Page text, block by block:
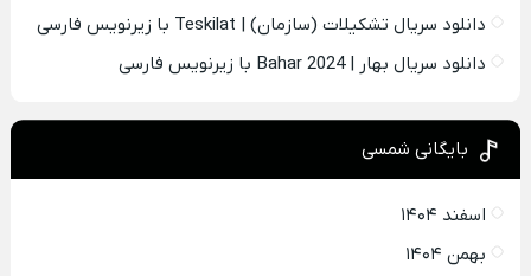
دانلود سریال تشکیلات (سازمان) | Teskilat با زیرنویس فارسی
دانلود سریال بهار | Bahar 2024 با زیرنویس فارسی
بایگانی شمسی
اسفند ۱۴۰۴
بهمن ۱۴۰۴